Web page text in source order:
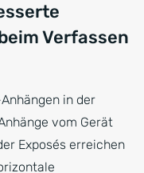
Verfassen
in der
vom Gerät
Exposés erreichen